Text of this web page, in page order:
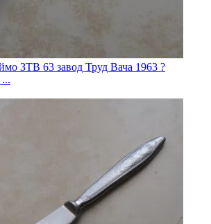
ЗТВ 63 завод Труд Вача 1963 ?